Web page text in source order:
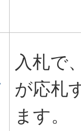
入札で
が応札
ます。